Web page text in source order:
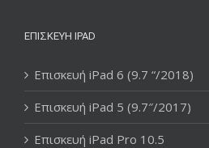
ΕΠΙΣΚΕΥΉ IPAD
Επισκευή iPad 6 (9.7 “/2018)
Επισκευή iPad 5 (9.7″/2017)
Επισκευή iPad Pro 10.5